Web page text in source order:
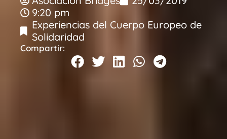
9:20 pm
Experiencias del Cuerpo Europeo de
Solidaridad
Compartir: